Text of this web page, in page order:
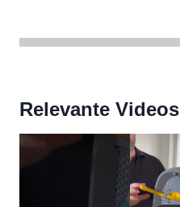
Relevante Videos